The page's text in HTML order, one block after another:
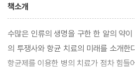
책소개
수많은 인류의 생명을 구한 한 알의 약
의 투쟁사와 항균 치료의 미래를 소개한
항균제를 이용한 병의 치료가 점차 힘들